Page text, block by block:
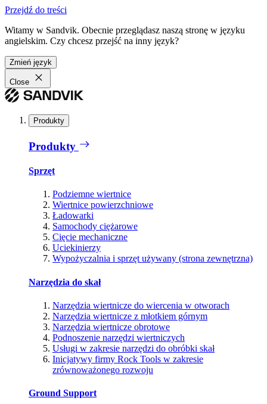
Przejdź do treści
Witamy w Sandvik. Obecnie przeglądasz naszą stronę w języku
angielskim. Czy chcesz przejść na inny język?
Zmień język
Close
Produkty
Produkty
Sprzęt
Podziemne wiertnice
Wiertnice powierzchniowe
Ładowarki
Samochody ciężarowe
Cięcie mechaniczne
Uciekinierzy
Wypożyczalnia i sprzęt używany (strona zewnętrzna)
Narzędzia do skał
Narzędzia wiertnicze do wiercenia w otworach
Narzędzia wiertnicze z młotkiem górnym
Narzędzia wiertnicze obrotowe
Podnoszenie narzędzi wiertniczych
Usługi w zakresie narzędzi do obróbki skał
Inicjatywy firmy Rock Tools w zakresie
zrównoważonego rozwoju
Ground Support